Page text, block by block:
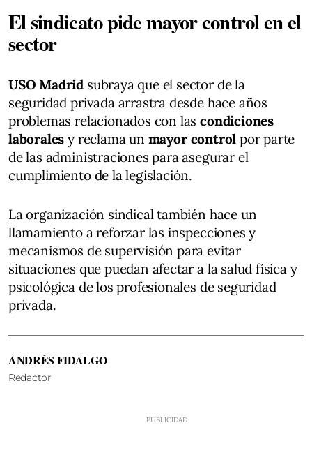
El sindicato pide mayor control en el
sector
USO Madrid subraya que el sector de la
seguridad privada arrastra desde hace años
problemas relacionados con las condiciones
laboralesy reclama un mayor control por parte
de las administraciones para asegurar el
cumplimiento de la legislación.
La organización sindical también hace un
llamamiento a reforzar las inspecciones y
mecanismos de supervisión para evitar
situaciones que puedan afectar a la salud física y
psicológica de los profesionales de seguridad
privada.
ANDRÉS FIDALGO
Redactor